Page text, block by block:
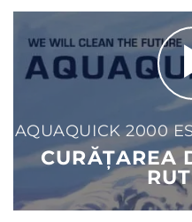
AQUAQUICK 2000
CURĂȚAREA